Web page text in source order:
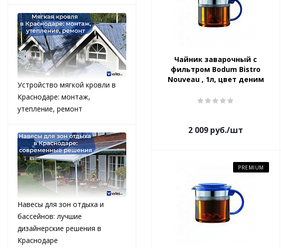
Чайник заварочный с
фильтром Bodum Bistro
Nouveau , 1л, цвет деним
2 009 руб./шт
PREMIUM
Устройство мягкой кровли в
Краснодаре: монтаж,
утепление, ремонт
Навесы для зон отдыха и
бассейнов: лучшие
дизайнерские решения в
Краснодаре